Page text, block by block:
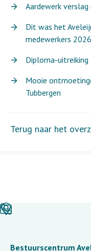
Aardewerk
Dit was het
medewerkers 2026
Diploma-uitreiking
Mooie
Tubbergen
Terug naar het
Bestuurscentrum